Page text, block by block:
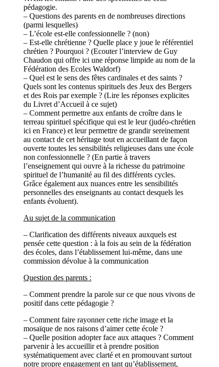
pédagogie.
– Questions des parents en de nombreuses directions
(parmi lesquelles)
– L’école est-elle confessionnelle ? (non)
– Est-elle chrétienne ? Quelle place y joue le référentiel
chrétien ? Pourquoi ? (Ecouter l’interview de Guy
Chaudon qui offre ici une réponse limpide au nom de la
Fédération des Ecoles Waldorf)
– Quel est le sens des fêtes cardinales et des saints ?
Quels sont les contenus spirituels des Jeux des Bergers
et des Rois par exemple ? (Lire les réponses explicites
du Livret d’Accueil à ce sujet)
– Comment permettre aux enfants de croître dans le
terreau spirituel spécifique qui est le leur (judéo-chrétien
ici en France) et leur permettre de grandir sereinement
au contact de cet héritage tout en accueillant de façon
ouverte toutes les sensibilités religieuses dans une école
non confessionnelle ? (En partie à travers
l’enseignement qui ouvre à la richesse du patrimoine
spirituel de l’humanité au fil des différents cycles.
Grâce également aux nuances entre les sensibilités
personnelles des enseignants au contact desquels les
enfants évoluent).
Au sujet de la communication
– Clarification des différents niveaux auxquels est
pensée cette question : à la fois au sein de la fédération
des écoles, dans l’établissement lui-même, dans une
commission dévolue à la communication
Question des parents :
– Comment prendre la parole sur ce que nous vivons de
positif dans cette pédagogie ?
– Comment faire rayonner cette riche image et la
mosaïque de nos raisons d’aimer cette école ?
– Quelle position adopter face aux attaques ? Comment
parvenir à les accueillir et à prendre position
systématiquement avec clarté et en promouvant surtout
notre propre engagement en tant qu’établissement,